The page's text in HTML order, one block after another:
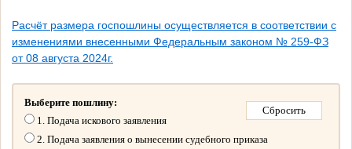
Расчёт размера госпошлины осуществляется в соответствии с
изменениями внесенными Федеральным законом № 259-ФЗ
от 08 августа 2024г.
Выберите пошлину:
1. Подача искового заявления
2. Подача заявления о вынесении судебного приказа